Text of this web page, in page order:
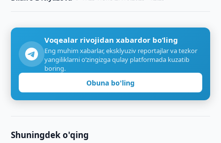
Voqealar rivojidan xabardor bo‘ling
Eng muhim xabarlar, eksklyuziv reportajlar va tezkor
yangiliklarni o‘zingizga qulay platformada kuzatib
boring.
Obuna bo'ling
Shuningdek o'qing